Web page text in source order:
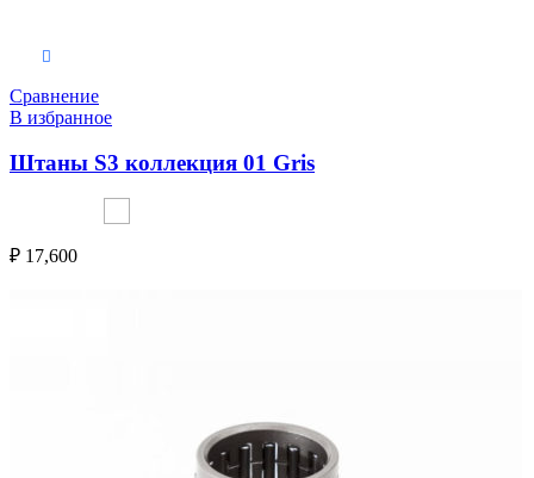
Сравнение
В избранное
Штаны S3 коллекция 01 Gris
₽ 17,600